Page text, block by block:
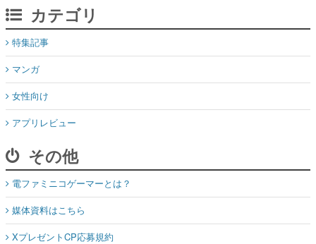
カテゴリ
特集記事
マンガ
女性向け
アプリレビュー
その他
電ファミニコゲーマーとは？
媒体資料はこちら
XプレゼントCP応募規約